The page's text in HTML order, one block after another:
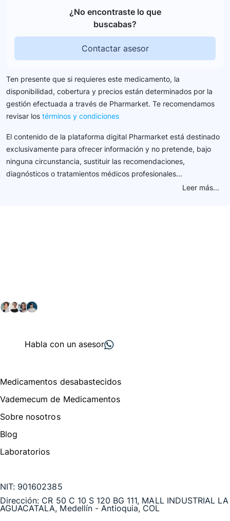
¿No encontraste lo que
buscabas?
Contactar asesor
Ten presente que si requieres este medicamento, la
disponibilidad, cobertura y precios están determinados por la
gestión efectuada a través de Pharmarket. Te recomendamos
revisar los términos y condiciones
El contenido de la plataforma digital Pharmarket está destinado
exclusivamente para ofrecer información y no pretende, bajo
ninguna circunstancia, sustituir las recomendaciones,
diagnósticos o tratamientos médicos profesionales...
Leer más...
Habla con un asesor
Medicamentos desabastecidos
Vademecum de Medicamentos
Sobre nosotros
Blog
Laboratorios
NIT: 901602385
Dirección: CR 50 C 10 S 120 BG 111, MALL INDUSTRIAL LA
AGUACATALA, Medellín - Antioquia, COL